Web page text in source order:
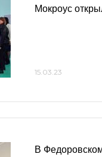
Мокроус
15.03.23
В